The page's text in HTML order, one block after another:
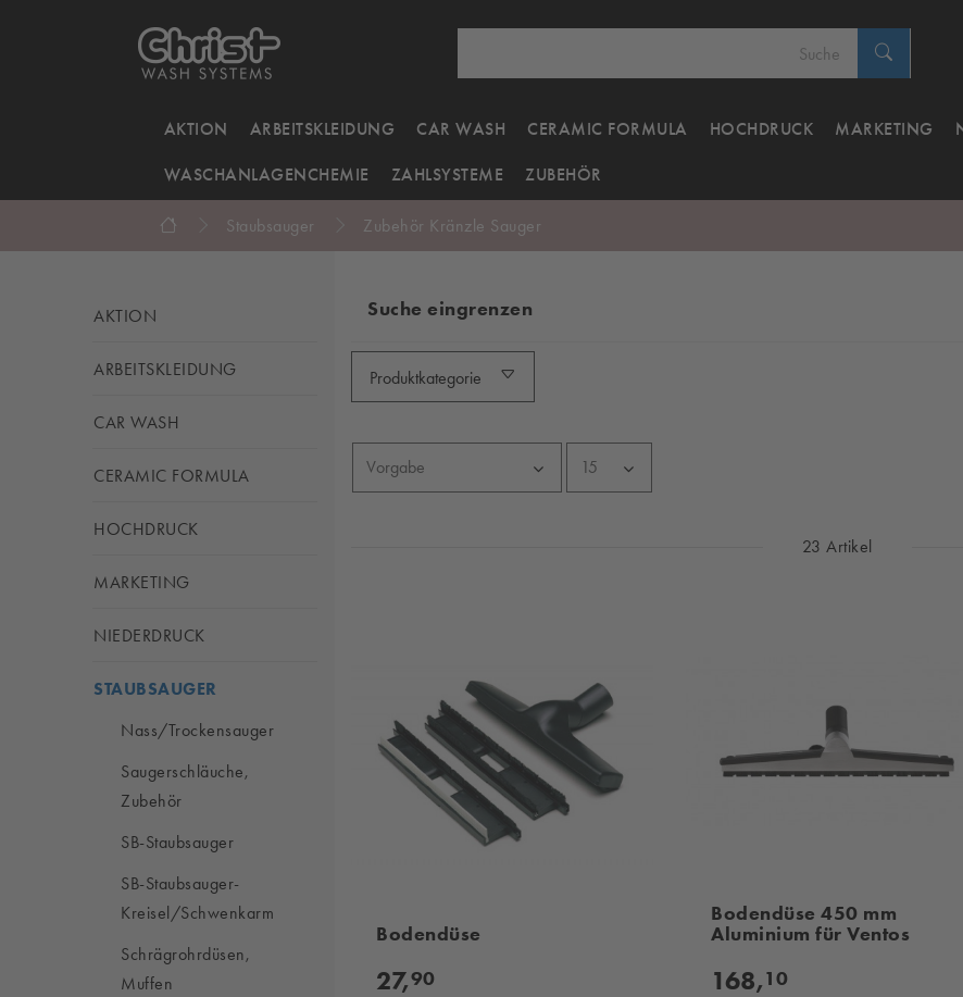
AKTION ARBEITSKLEIDUNG CAR WASH CERAMIC FORMULA HOCHDRUCK MARKETING
WASCHANLAGENCHEMIE ZAHLSYSTEME ZUBEHÖR
Staubsauger Zubehör Kränzle Sauger
AKTION
ARBEITSKLEIDUNG
CAR WASH
CERAMIC FORMULA
HOCHDRUCK
MARKETING
NIEDERDRUCK
STAUBSAUGER
Nass/Trockensauger
Saugerschläuche,
Zubehör
SB-Staubsauger
SB-Staubsauger-
Kreisel/Schwenkarm
Schrägrohrdüsen,
Muffen
Suche eingrenzen
Produktkategorie
23 Artikel
Bodendüse
27,90
Bodendüse 450 mm
Aluminium für Ventos
168,10